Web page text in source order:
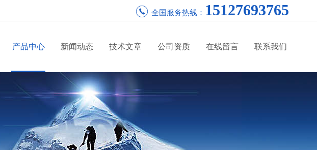
全国服务热线： 15127693765
产品中心 新闻动态 技术文章 公司资质 在线留言 联系我们